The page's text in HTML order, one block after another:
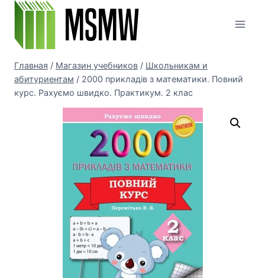
Перейти
содержимому
Главная / Магазин учебников / Школьникам и
абитуриентам / 2000 прикладів з математики. Повний
курс. Рахуємо швидко. Практикум. 2 клас